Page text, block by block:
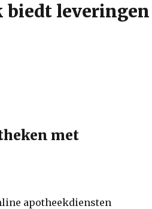
biedt leveringen
met
apotheekdiensten